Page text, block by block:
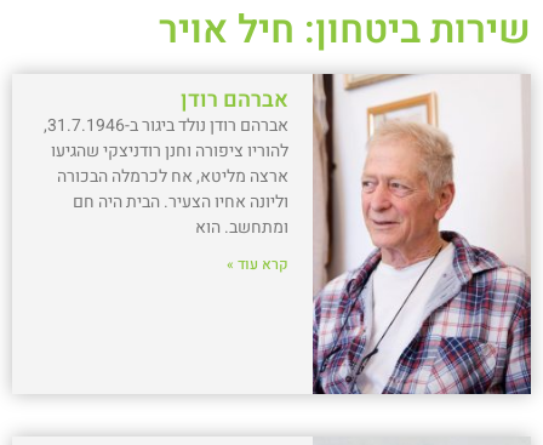
שירות ביטחון: חיל אויר
אברהם רודן
אברהם רודן נולד ביגור ב-31.7.1946,
להוריו ציפורה וחנן רודניצקי שהגיעו
ארצה מליטא, אח לכרמלה הבכורה
וליונה אחיו הצעיר. הבית היה חם
ומתחשב. הוא
קרא עוד »